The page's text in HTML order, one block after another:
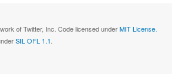
of Twitter, Inc. Code licensed underMIT License.
SIL OFL 1.1